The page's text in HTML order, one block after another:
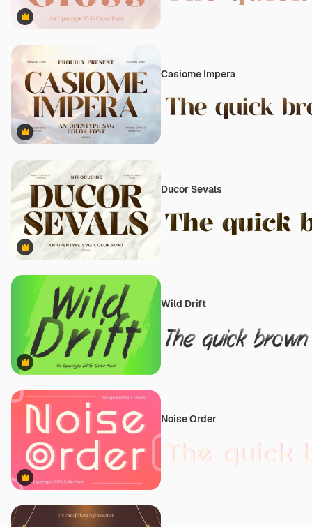
Premium
Premium
Casiome Impera
Premium
Ducor Sevals
Premium
Wild Drift
Premium
Noise Order